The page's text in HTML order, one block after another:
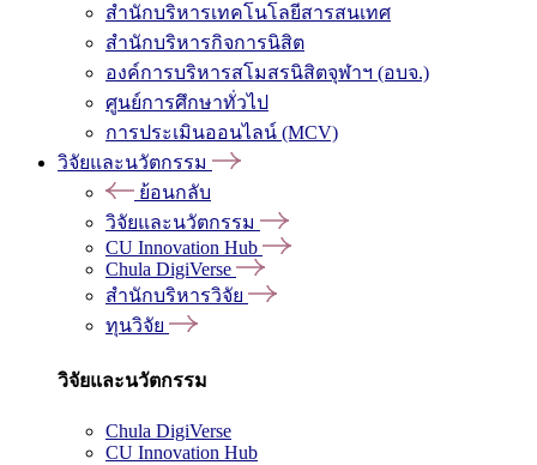
สำนักบริหารเทคโนโลยีสารสนเทศ
สำนักบริหารกิจการนิสิต
องค์การบริหารสโมสรนิสิตจุฬาฯ (อบจ.)
ศูนย์การศึกษาทั่วไป
การประเมินออนไลน์ (MCV)
วิจัยและนวัตกรรม
ย้อนกลับ
วิจัยและนวัตกรรม
CU Innovation Hub
Chula DigiVerse
สำนักบริหารวิจัย
ทุนวิจัย
วิจัยและนวัตกรรม
Chula DigiVerse
CU Innovation Hub